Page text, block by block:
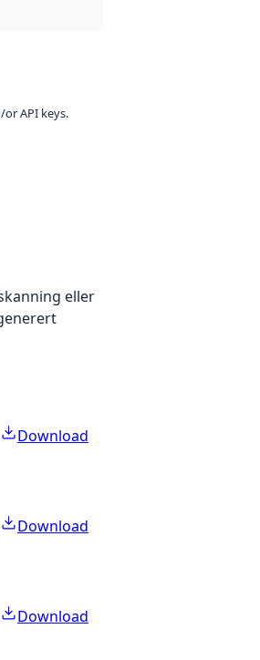
API keys.
eller
Download
Download
Download